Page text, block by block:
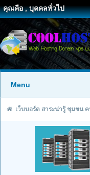
คุณคือ , บุคคลทั่วไป
Menu
เว็บบอร์ด สาระน่ารู้ ชุมชน